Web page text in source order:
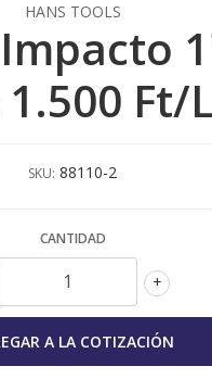
HANS TOOLS
Ft/
SKU: 88110-2
CANTIDAD
+